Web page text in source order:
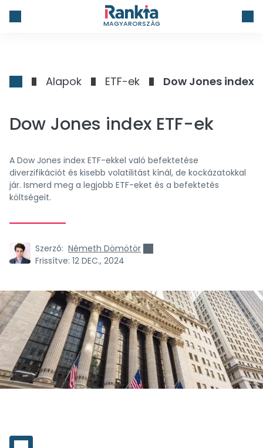
MAGYARORSZÁG
Alapok ETF-ek Dow Jones index
Dow Jones index ETF-ek
A Dow Jones index ETF-ekkel való befektetése
diverzifikációt és kisebb volatilitást kínál, de kockázatokkal
jár. Ismerd meg a legjobb ETF-eket és a befektetés
költségeit.
Szerző: Németh Dömötör
Frissítve: 12 DEC., 2024